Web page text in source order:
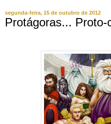
segunda-feira, 15 de outubro de 2012
Protágoras... Proto-